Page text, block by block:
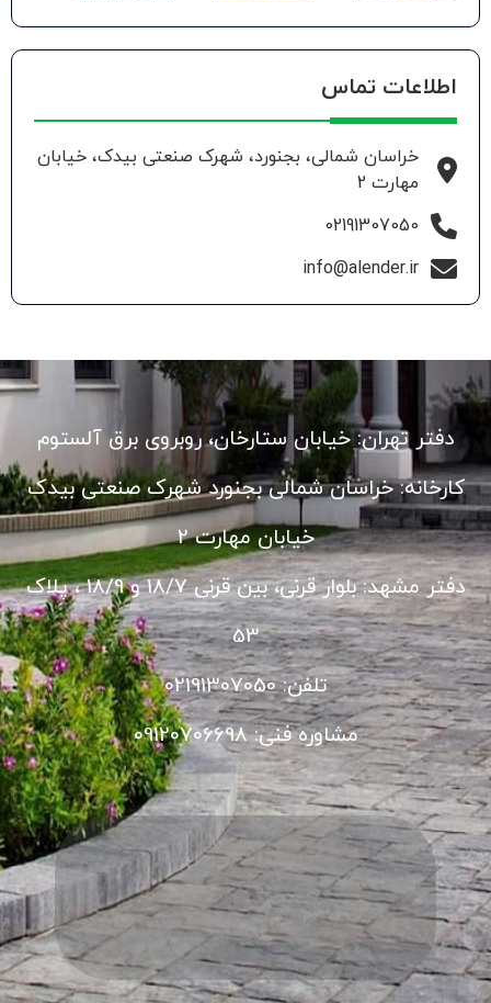
اطلاعات تماس
خراسان شمالی، بجنورد، شهرک صنعتی بیدک، خیابان
مهارت 2
02191307050
info@alender.ir
دفتر تهران: خیابان ستارخان، روبروی برق آلستوم
کارخانه: خراسان شمالی بجنورد شهرک صنعتی بیدک
خیابان مهارت 2
دفتر مشهد: بلوار قرنی، بین قرنی 18/7 و 18/9 ، پلاک
53
تلفن: 02191307050
مشاوره فنی: 09120706698